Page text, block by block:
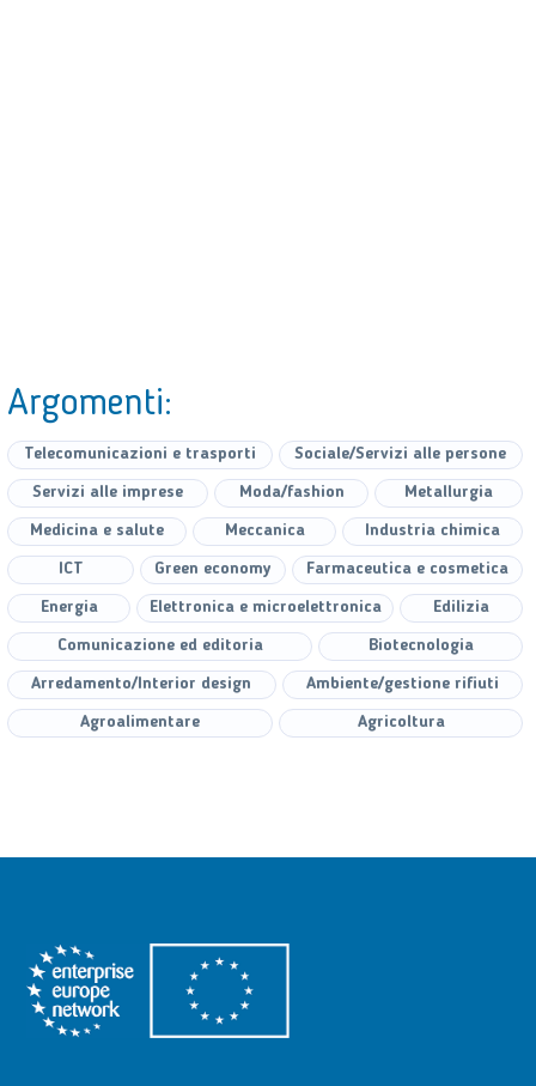
Argomenti:
Telecomunicazioni e trasporti Sociale/Servizi alle persone
Servizi alle imprese Moda/fashion Metallurgia
Medicina e salute Meccanica Industria chimica
ICT Green economy Farmaceutica e cosmetica
Energia Elettronica e microelettronica Edilizia
Comunicazione ed editoria Biotecnologia
Arredamento/Interior design Ambiente/gestione rifiuti
Agroalimentare Agricoltura